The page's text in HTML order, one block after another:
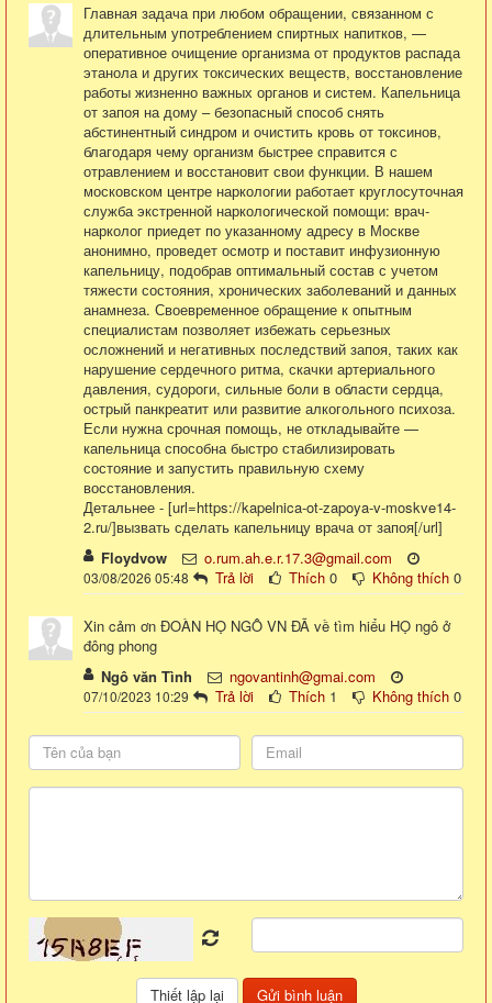
Главная задача при любом обращении, связанном с
длительным употреблением спиртных напитков, —
оперативное очищение организма от продуктов распада
этанола и других токсических веществ, восстановление
работы жизненно важных органов и систем. Капельница
от запоя на дому – безопасный способ снять
абстинентный синдром и очистить кровь от токсинов,
благодаря чему организм быстрее справится с
отравлением и восстановит свои функции. В нашем
московском центре наркологии работает круглосуточная
служба экстренной наркологической помощи: врач-
нарколог приедет по указанному адресу в Москве
анонимно, проведет осмотр и поставит инфузионную
капельницу, подобрав оптимальный состав с учетом
тяжести состояния, хронических заболеваний и данных
анамнеза. Своевременное обращение к опытным
специалистам позволяет избежать серьезных
осложнений и негативных последствий запоя, таких как
нарушение сердечного ритма, скачки артериального
давления, судороги, сильные боли в области сердца,
острый панкреатит или развитие алкогольного психоза.
Если нужна срочная помощь, не откладывайте —
капельница способна быстро стабилизировать
состояние и запустить правильную схему
восстановления.
Детальнее - [url=https://kapelnica-ot-zapoya-v-moskve14-
2.ru/]вызвать сделать капельницу врача от запоя[/url]
Floydvow
o.rum.ah.e.r.17.3@gmail.com
03/08/2026 05:48 Trả lời Thích 0 Không thích 0
Xin cảm ơn ĐOÀN HỌ NGÔ VN ĐÃ về tìm hiểu HỌ ngô ở
đông phong
Ngô văn Tình
ngovantinh@gmai.com
07/10/2023 10:29 Trả lời Thích 1 Không thích 0